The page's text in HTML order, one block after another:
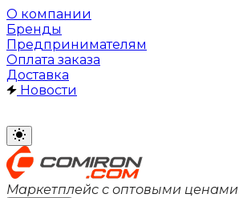
О компании
Бренды
Предпринимателям
Оплата заказа
Доставка
Новости
Маркетплейс с оптовыми ценами